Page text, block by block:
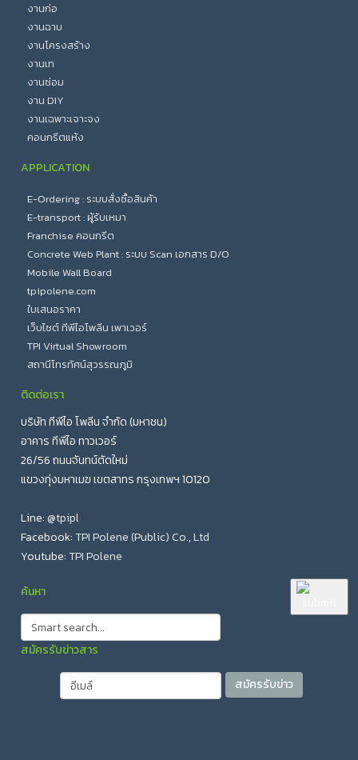
งานก่อ
งานฉาบ
งานโครงสร้าง
งานเท
งานซ่อม
งาน DIY
งานเฉพาะเจาะจง
คอนกรีตแห้ง
APPLICATION
E-Ordering : ระบบสั่งซื้อสินค้า
E-transport : ผู้รับเหมา
Franchise คอนกรีต
Concrete Web Plant : ระบบ Scan เอกสาร D/O
Mobile Wall Board
tpipolene.com
ใบเสนอราคา
เว็บไซต์ ทีพีไอโพลีน เพาเวอร์
TPI Virtual Showroom
สถานีโทรทัศน์สุวรรณภูมิ
ติดต่อเรา
บริษัท ทีพีไอ โพลีน จำกัด (มหาชน)
อาคาร ทีพีไอ ทาวเวอร์
26/56 ถนนจันทน์ตัดใหม่
แขวงทุ่งมหาเมฆ เขตสาทร กรุงเทพฯ 10120
Line:@tpipl
Facebook:TPI Polene (Public) Co., Ltd
Youtube:TPI Polene
ค้นหา
สมัครรับข่าวสาร